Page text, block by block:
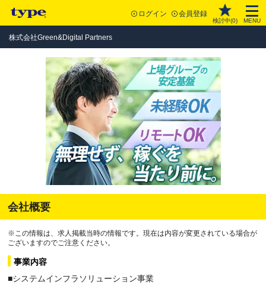
ログイン 会員登録
検討中(0) MENU
株式会社Green&Digital Partners
会社概要
※この情報は、求人掲載当時の情報です。現在は内容が変更されている場合が
ございますのでご注意ください。
事業内容
■システムインフラソリューション事業